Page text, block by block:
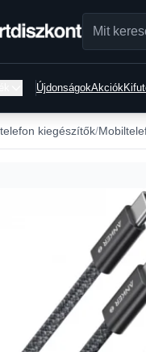
ÚjdonságokAkciók
kiegészítők